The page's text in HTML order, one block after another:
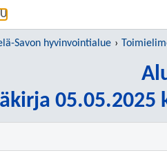
Savon hyvinvointialue
05.05.2025